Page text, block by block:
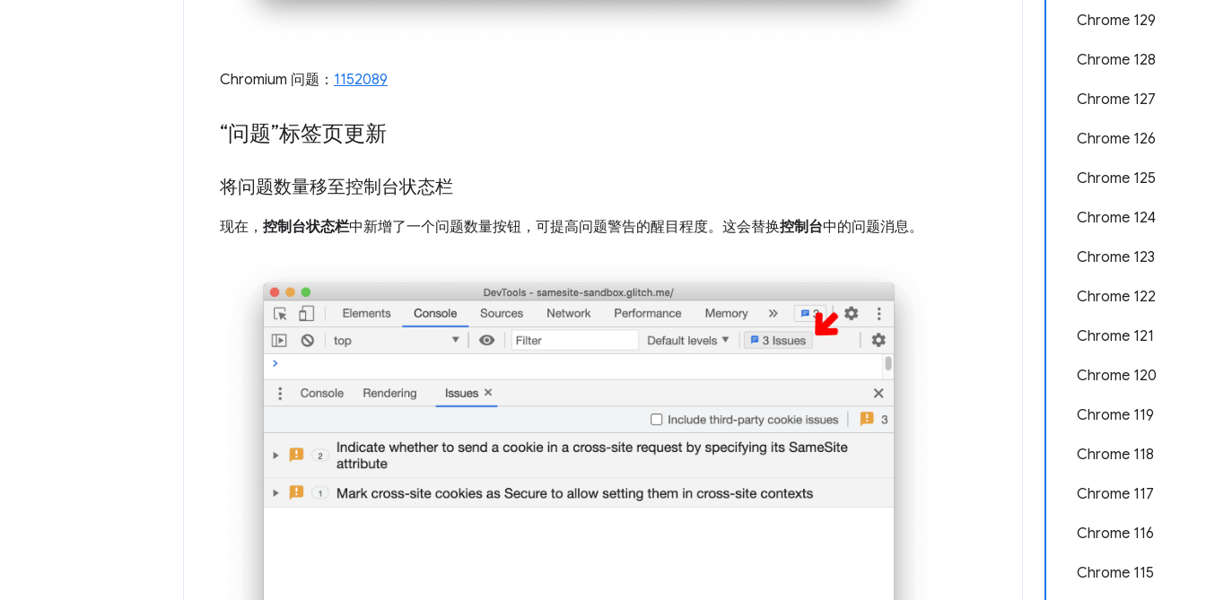
Chrome 129
Chrome 128
Chrome 127
Chrome 126
Chrome 125
Chrome 124
Chrome 123
Chrome 122
Chrome 121
Chrome 120
Chrome 119
Chrome 118
Chrome 117
Chrome 116
Chrome 115
Chromium 问题： 1152089
“问题”标签页更新
将问题数量移至控制台状态栏
现在， 控制台状态栏中新增了一个问题数量按钮，可提高问题警告的醒目程度。这会替换控制台中的问题消息。